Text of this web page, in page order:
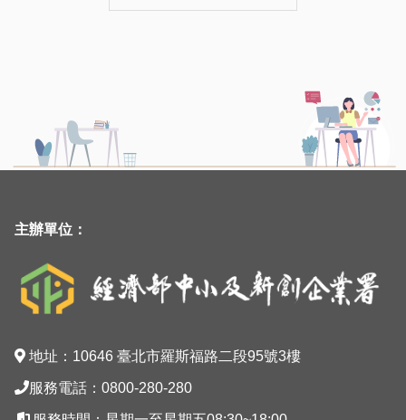
主辦單位：
地址：10646 臺北市羅斯福路二段95號3樓
服務電話：0800-280-280